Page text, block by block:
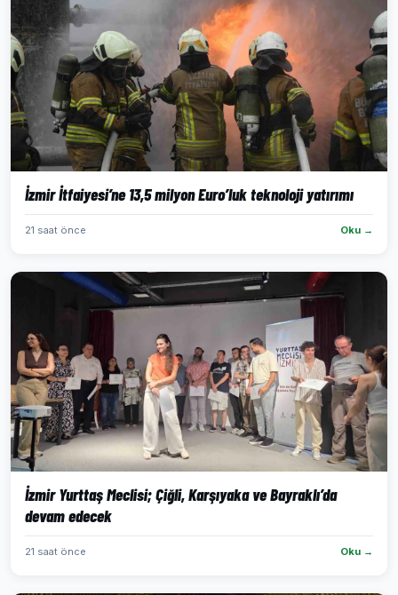
İzmir İtfaiyesi’ne 13,5 milyon Euro’luk teknoloji yatırımı
21 saat önce Oku →
İzmir Yurttaş Meclisi; Çiğli, Karşıyaka ve Bayraklı’da
devam edecek
21 saat önce Oku →